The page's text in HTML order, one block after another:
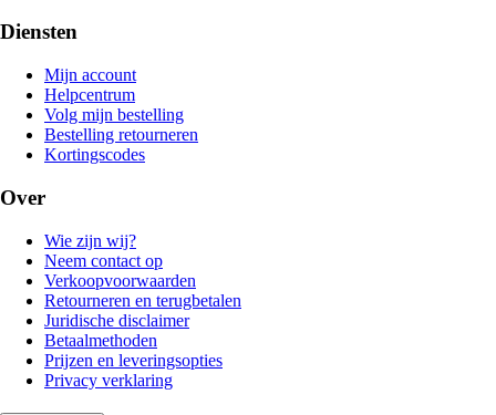
Diensten
Mijn account
Helpcentrum
Volg mijn bestelling
Bestelling retourneren
Kortingscodes
Over
Wie zijn wij?
Neem contact op
Verkoopvoorwaarden
Retourneren en terugbetalen
Juridische disclaimer
Betaalmethoden
Prijzen en leveringsopties
Privacy verklaring